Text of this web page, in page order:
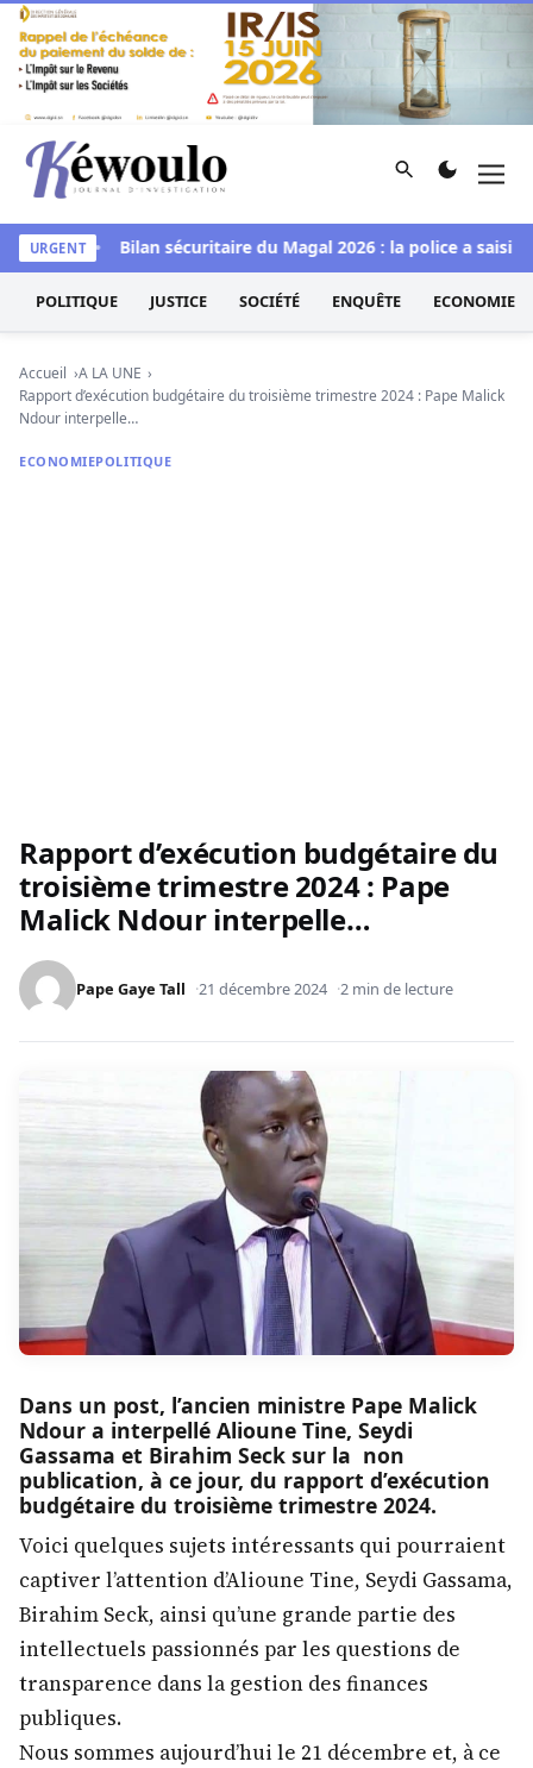
Aller au contenu
Kéwoulo, le premier site d'information et d'investigation
Rechercher
URGENT Bilan sécuritaire du Magal 2026 : la police a saisi
POLITIQUE JUSTICE SOCIÉTÉ ENQUÊTE ECONOMIE
Accueil
A LA UNE
Rapport d’exécution budgétaire du troisième trimestre 2024 : Pape Malick
Ndour interpelle…
ECONOMIEPOLITIQUE
Rapport d’exécution budgétaire du
troisième trimestre 2024 : Pape
Malick Ndour interpelle…
Pape Gaye Tall 21 décembre 2024 2 min de lecture
Dans un post, l’ancien ministre Pape Malick
Ndour a interpellé Alioune Tine, Seydi
Gassama et Birahim Seck sur la non
publication, à ce jour, du rapport d’exécution
budgétaire du troisième trimestre 2024.
Voici quelques sujets intéressants qui pourraient
captiver l’attention d’Alioune Tine, Seydi Gassama,
Birahim Seck, ainsi qu’une grande partie des
intellectuels passionnés par les questions de
transparence dans la gestion des finances
publiques.
Nous sommes aujourd’hui le 21 décembre et, à ce